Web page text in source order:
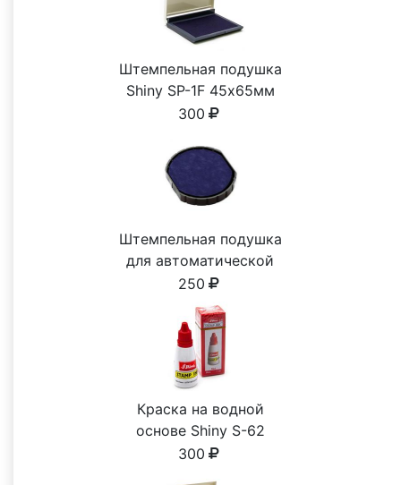
Штемпельная подушка
Shiny SP-1F 45х65мм
300
Штемпельная подушка
для автоматической
печати
250
Краска на водной
основе Shiny S-62
КРАСНАЯ 28ml
300